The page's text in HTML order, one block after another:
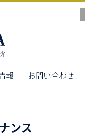
報 お問い合わせ
ンス